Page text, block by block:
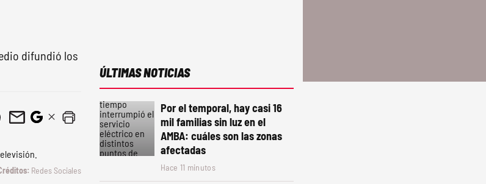
difundió los
Redes Sociales
ÚLTIMAS NOTICIAS
Por el temporal, hay casi 16
mil familias sin luz en el
AMBA: cuáles son las zonas
afectadas
Hace 11 minutos